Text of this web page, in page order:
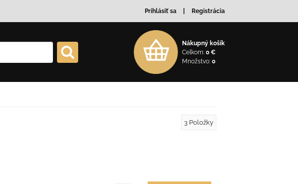
Prihlásiť sa Registrácia
Nákupný košík
Celkom: 0 €
Množstvo: 0
3 Položky